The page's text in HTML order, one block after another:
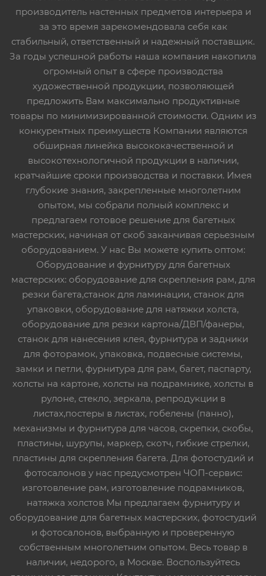
производитель настенных предметов интерьера и
за это время зарекомендовала себя как
стабильный, ответственный и надежный поставщик.
За годы успешной работы наша компания накопила
огромный опыт в сфере производства
художественной продукции, позволяющей
предложить Вам максимально продуктивные
товары по минимизированной стоимости. Одним из
конкурентных преимуществ Компании являются
обширная линейка высококачественной и
высокотехнологичной продукции в наличии,
кратчайшие сроки производства и поставки. Имея
глубокие знания, закрепленные многолетним
опытом, мы собрали полный комплекс и
предлагаем готовое решение для багетных
мастерских, начиная от скоб заканчивая серьезным
оборудованием. У нас Вы можете купить оптом:
Оборудование и фурнитуру для багетных
мастерских: оборудование для скрепления рам, для
резки багета,станок для ламинации, станок для
упаковки, оборудование для натяжки холста,
оборудование для резки картона/ДВП/фанеры,
станок для нанесения клея, фурнитура и задники
для фоторамок, упаковка, подвесные системы,
замки и петли, фурнитура для рам, багет, паспарту,
холсты на картоне, холсты на подрамнике, холсты в
рулоне, стекло, зеркала, репродукции в
листах,постеры в листах, гобелены (панно),
механизмы и фурнитура для часов, скрепки, скобы,
пластины, шурупы, маркер, скотч, гибкие стрелки,
пластины для скрепления багета. Для фотостудий и
фотосалонов у нас предусмотрен ЧОП-сервис:
изготовление рам, изготовление подрамников,
натяжка холстов Мы предлагаем фурнитуру и
оборудование для багетных мастерских, фотостудий
и фотосалонов, выбранную и проверенную
собственным многолетним опытом. Весь товар в
наличии, недорого, в Москве. Воспользуйтесь